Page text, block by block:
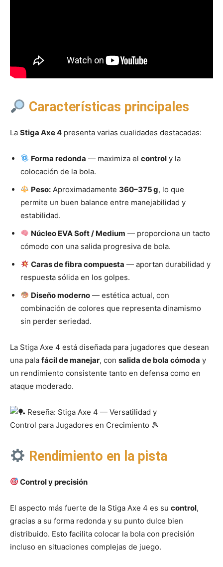
Características principales
La Stiga Axe 4 presenta varias cualidades destacadas:
Forma redonda — maximiza elcontrol y la
colocación de la bola.
Peso: Aproximadamente 360–375 g, lo que
permite un buen balance entre manejabilidad y
estabilidad.
Núcleo EVA Soft / Medium — proporciona un tacto
cómodo con una salida progresiva de bola.
Caras de fibra compuesta — aportan durabilidad y
respuesta sólida en los golpes.
Diseño moderno — estética actual, con
combinación de colores que representa dinamismo
sin perder seriedad.
La Stiga Axe 4 está diseñada para jugadores que desean
una pala fácil de manejar, con salida de bola cómoda y
un rendimiento consistente tanto en defensa como en
ataque moderado.
Rendimiento en la pista
Control y precisión
El aspecto más fuerte de la Stiga Axe 4 es su control,
gracias a su forma redonda y su punto dulce bien
distribuido. Esto facilita colocar la bola con precisión
incluso en situaciones complejas de juego.